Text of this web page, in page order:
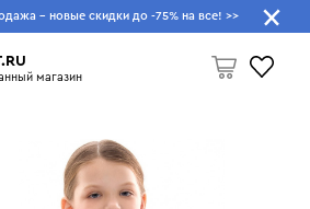
- новые скидки до -75% на все! >>
магазин